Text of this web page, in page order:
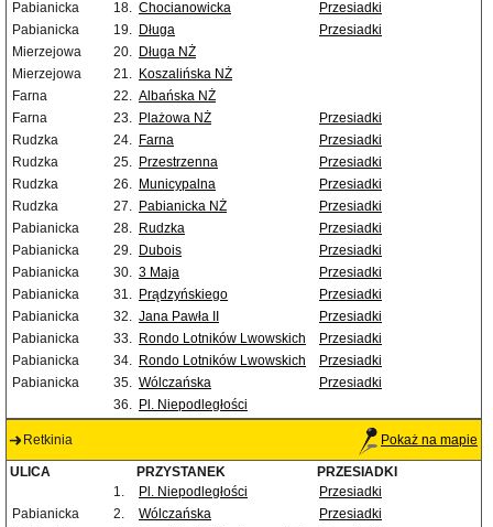
Pabianicka
18. Chocianowicka
Przesiadki
Pabianicka
19. Długa
Przesiadki
Mierzejowa
20. Długa NŻ
Mierzejowa
21. Koszalińska NŻ
Farna
22. Albańska NŻ
Farna
23. Plażowa NŻ
Przesiadki
Rudzka
24. Farna
Przesiadki
Rudzka
25. Przestrzenna
Przesiadki
Rudzka
26. Municypalna
Przesiadki
Rudzka
27. Pabianicka NŻ
Przesiadki
Pabianicka
28. Rudzka
Przesiadki
Pabianicka
29. Dubois
Przesiadki
Pabianicka
30. 3 Maja
Przesiadki
Pabianicka
31. Prądzyńskiego
Przesiadki
Pabianicka
32. Jana Pawła II
Przesiadki
Pabianicka
33. Rondo Lotników Lwowskich
Przesiadki
Pabianicka
34. Rondo Lotników Lwowskich
Przesiadki
Pabianicka
35. Wólczańska
Przesiadki
36. Pl. Niepodległości
Retkinia Pokaż na mapie
ULICA PRZYSTANEK
PRZESIADKI
1.
Pl. Niepodległości
Przesiadki
Pabianicka
2. Wólczańska
Przesiadki